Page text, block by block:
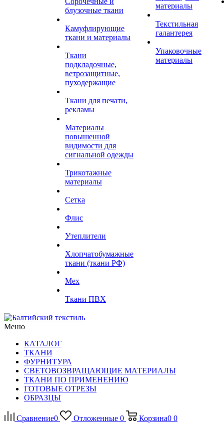
блузочные ткани
Камуфлирующие
ткани и материалы
Ткани
подкладочные,
ветрозащитные,
пуходержащие
Ткани для печати,
рекламы
Материалы
повышенной
видимости для
сигнальной одежды
Трикотажные
материалы
Сетка
Флис
Утеплители
Хлопчатобумажные
ткани (ткани РФ)
Мех
Ткани ПВХ
материалы
Текстильная
галантерея
Упаковочные
материалы
Меню
КАТАЛОГ
ТКАНИ
ФУРНИТУРА
СВЕТОВОЗВРАЩАЮЩИЕ МАТЕРИАЛЫ
ТКАНИ ПО ПРИМЕНЕНИЮ
ГОТОВЫЕ ОТРЕЗЫ
ОБРАЗЦЫ
Сравнение0 Отложенные 0 Корзина0 0